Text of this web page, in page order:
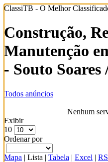
ClassiTB - O Melhor
Construção,
Manutenção
- Souto Soares
Todos anúncios
Nenhum
Exibir
10
Ordenar por
Mapa | Lista | Tabela | Excel |